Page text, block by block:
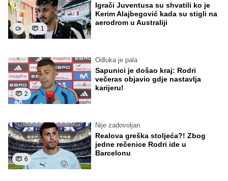
1
Igrači Juventusa su shvatili ko je
Kerim Alajbegović kada su stigli na
aerodrom u Australiji
2
Odluka je pala
Sapunici je došao kraj: Rodri
večeras objavio gdje nastavlja
karijeru!
6
Nije zadovoljan
Realova greška stoljeća?! Zbog
jedne rečenice Rodri ide u
Barcelonu